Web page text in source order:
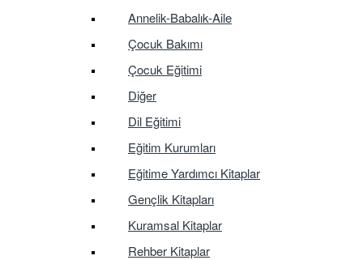
Annelik-Babalık-Aile
Çocuk Bakımı
Çocuk Eğitimi
Diğer
Dil Eğitimi
Eğitim Kurumları
Eğitime Yardımcı Kitaplar
Gençlik Kitapları
Kuramsal Kitaplar
Rehber Kitaplar